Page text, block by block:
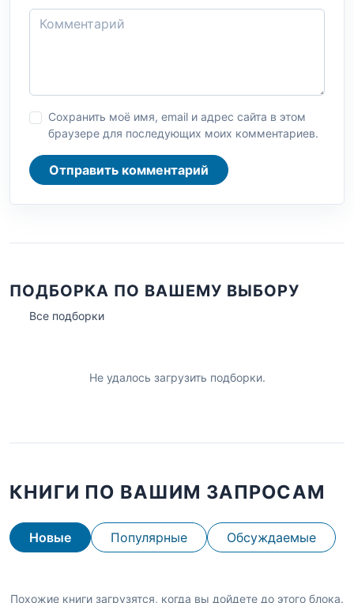
Сохранить моё имя, email и адрес сайта в этом
браузере для последующих моих комментариев.
Отправить комментарий
ПОДБОРКА ПО ВАШЕМУ ВЫБОРУ
Все подборки
Не удалось загрузить подборки.
КНИГИ ПО ВАШИМ ЗАПРОСАМ
Новые Популярные Обсуждаемые
Похожие книги загрузятся, когда вы дойдете до этого блока.